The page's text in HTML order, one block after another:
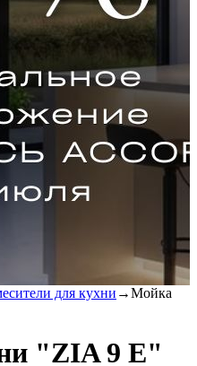
для кухни →Мойка
"ZIA 9 E"